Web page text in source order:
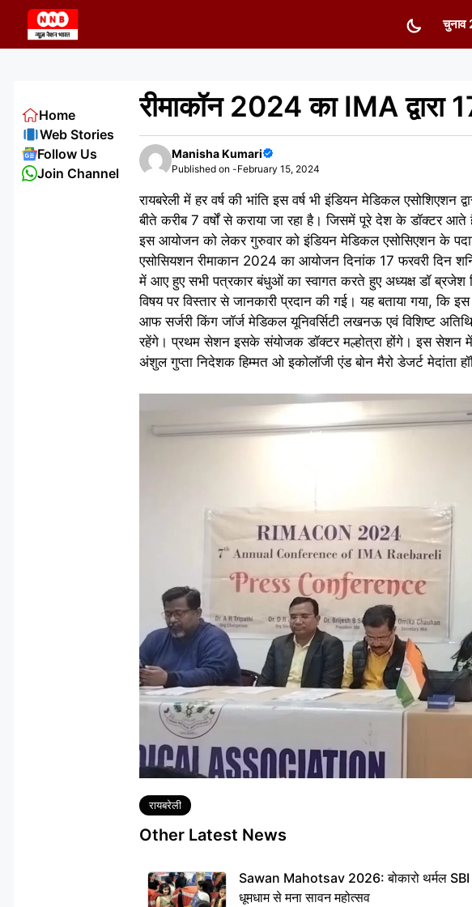
content
रीमाकॉन 2024 का IMA द्वारा
Manisha Kumari
Published on -February 15, 2024
रायबरेली में हर वर्ष की भांति इस वर्ष भी इंडियन मेडिकल
बीते करीब 7 वर्षों से कराया जा रहा है। जिसमें पूरे देश के डॉक्टर आते
इस आयोजन को लेकर गुरुवार को इंडियन मेडिकल एसोसिएशन के
एसोसियशन रीमाकान 2024 का आयोजन दिनांक 17 फरवरी दिन
में आए हुए सभी पत्रकार बंधुओं का स्वागत करते हुए अध्यक्ष डॉ ब्रजेश
विषय पर विस्तार से जानकारी प्रदान की गई। यह बताया गया, कि
आफ सर्जरी किंग जॉर्ज मेडिकल यूनिवर्सिटी लखनऊ एवं विशिष्ट
रहेंगे। प्रथम सेशन इसके संयोजक डॉक्टर मल्होत्रा होंगे। इस सेशन में
अंशुल गुप्ता निदेशक हिम्मत ओ इकोलॉजी एंड बोन मैरो डेजर्ट
Tags
रायबरेली
Other Latest News
Sawan Mahotsav 2026: बोकारो थर्मल SBI
धूमधाम से मना सावन महोत्सव
Home
Web Stories
Follow Us
Join Channel